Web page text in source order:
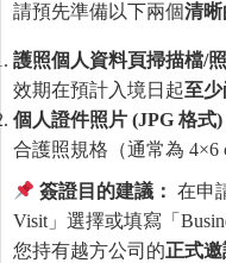
請預先準備以下兩個清晰
護照個人資料頁掃描檔/
效期在預計入境日起至少
個人證件照片 (JPG 格式)
合護照規格（通常為 4×6
簽證目的建議： 在申
Visit」選擇或填寫「
您持有越方公司的正式